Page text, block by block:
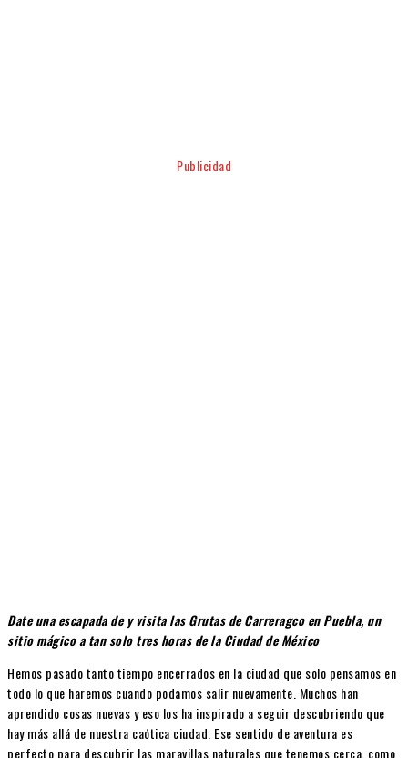
Publicidad
Date una escapada de y visita las Grutas de Carreragco en Puebla, un
sitio mágico a tan solo tres horas de la Ciudad de México
Hemos pasado tanto tiempo encerrados en la ciudad que solo pensamos en
todo lo que haremos cuando podamos salir nuevamente. Muchos han
aprendido cosas nuevas y eso los ha inspirado a seguir descubriendo que
hay más allá de nuestra caótica ciudad. Ese sentido de aventura es
perfecto para descubrir las maravillas naturales que tenemos cerca, como